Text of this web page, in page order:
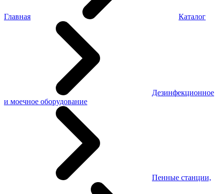
Главная Каталог
Дезинфекционное
и моечное оборудование
Пенные станции,